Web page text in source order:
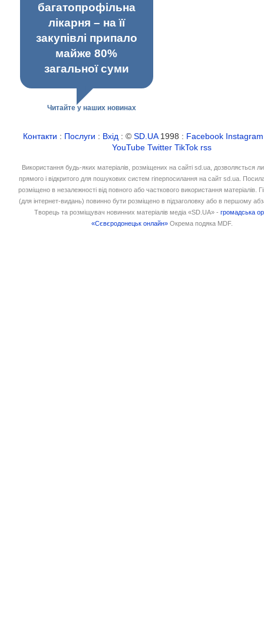
багатопрофільна
лікарня – на її
закупівлі припало
майже 80%
загальної суми
Читайте у наших новинах
Контакти : Послуги : Вхід : ©SD.UA1998 : Facebook Instagram
YouTube Twitter TikTok rss
Використання будь-яких матеріалів, розміщених на сайті sd.ua, дозволяється
прямого і відкритого для пошукових систем гіперпосилання на сайт sd.ua.
розміщено в незалежності від повного або часткового використання матеріалів.
(для інтернет-видань) повинно бути розміщено в підзаголовку або в першому
Творець та розміщувач новинних матеріалів медіа «SD.UA» -громадська
«Сєвєродонецьк онлайн» Окрема подяка MDF.